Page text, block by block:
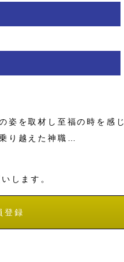
姿を取材し至福の時を感じ
り越えた神職…
します。
登録